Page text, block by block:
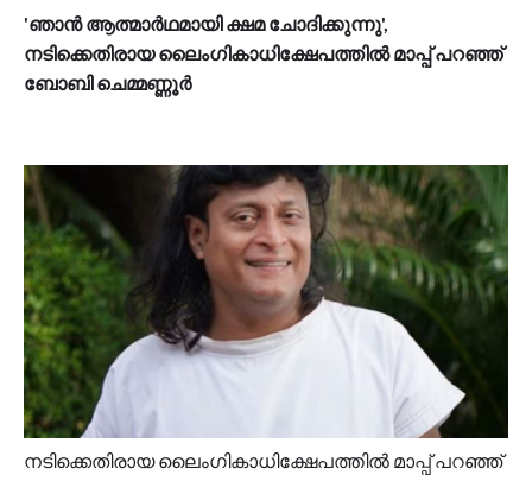
'ഞാൻ ആത്മാർഥമായി ക്ഷമ ചോദിക്കുന്നു',
നടിക്കെതിരായ ലൈംഗികാധിക്ഷേപത്തില്‍ മാപ്പ് പറഞ്ഞ്
ബോബി ചെമ്മണ്ണൂർ
നടിക്കെതിരായ ലൈംഗികാധിക്ഷേപത്തില്‍ മാപ്പ് പറഞ്ഞ്